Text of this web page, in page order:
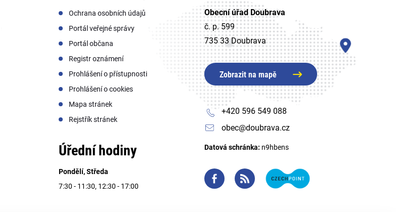
Ochrana osobních údajů
Portál veřejné správy
Portál občana
Registr oznámení
Prohlášení o přístupnosti
Prohlášení o cookies
Mapa stránek
Rejstřík stránek
Úřední hodiny
Pondělí, Středa
7:30 - 11:30, 12:30 - 17:00
Obecní úřad Doubrava
č. p. 599
735 33 Doubrava
Zobrazit na mapě
+420 596 549 088
obec@doubrava.cz
Datová schránka: n9hbens